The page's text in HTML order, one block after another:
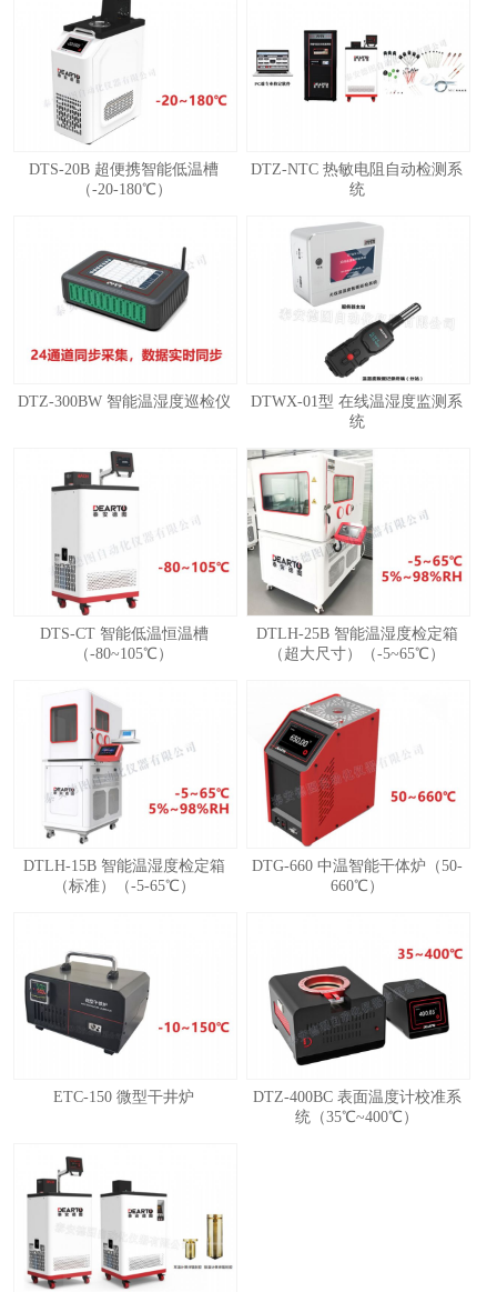
3 4
DTS-20B 超便携智能低温槽
（-20-180℃）
DTZ-NTC 热敏电阻自动检测系
统
DTZ-300BW 智能温湿度巡检仪
DTWX-01型 在线温湿度监测系
统
DTS-CT 智能低温恒温槽
（-80~105℃）
DTLH-25B 智能温湿度检定箱
（超大尺寸）（-5~65℃）
DTLH-15B 智能温湿度检定箱
（标准）（-5-65℃）
DTG-660 中温智能干体炉（50-
660℃）
ETC-150 微型干井炉
DTZ-400BC 表面温度计校准系
统（35℃~400℃）